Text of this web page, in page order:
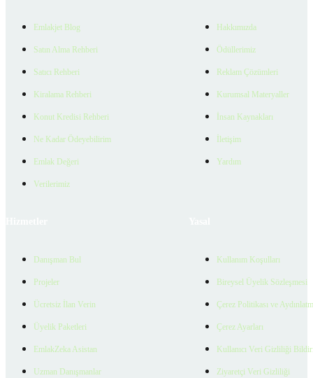
Emlakjet Blog
Satın Alma Rehberi
Satıcı Rehberi
Kiralama Rehberi
Konut Kredisi Rehberi
Ne Kadar Ödeyebilirim
Emlak Değeri
Verilerimiz
Hakkımızda
Ödüllerimiz
Reklam Çözümleri
Kurumsal Materyaller
İnsan Kaynakları
İletişim
Yardım
Danışman Bul
Projeler
Ücretsiz İlan Verin
Üyelik Paketleri
EmlakZeka Asistan
Uzman Danışmanlar
Kullanım Koşulları
Bireysel Üyelik Sözleşmesi
Çerez Politikası ve
Çerez Ayarları
Kullanıcı Veri Gizliliği
Ziyaretçi Veri Gizliliği